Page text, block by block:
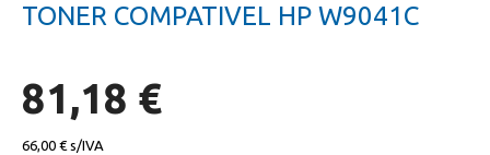
imagens
início
de
imagens
TONER COMPATIVEL HP W9041C
81,18 €
66,00 €